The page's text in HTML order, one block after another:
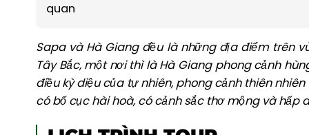
quan
Sapa và Hà Giang đều là những địa điểm trên
Tây Bắc, một nơi thì là Hà Giang phong cảnh
điều kỳ diệu của tự nhiên, phong cảnh thiên
có bố cục hài hoà, có cảnh sắc thơ mộng và hấp